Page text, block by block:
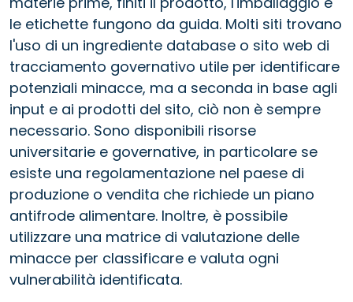
le etichette fungono da guida. Molti siti trovano
l'uso di un ingrediente database o sito web di
tracciamento governativo utile per identificare
potenziali minacce, ma a seconda in base agli
input e ai prodotti del sito, ciò non è sempre
necessario. Sono disponibili risorse
universitarie e governative, in particolare se
esiste una regolamentazione nel paese di
produzione o vendita che richiede un piano
antifrode alimentare. Inoltre, è possibile
utilizzare una matrice di valutazione delle
minacce per classificare e valuta ogni
vulnerabilità identificata.